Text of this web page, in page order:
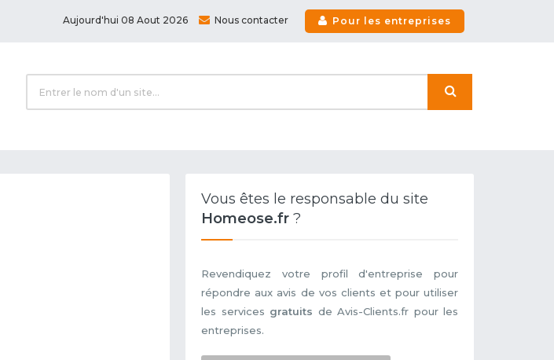
Aujourd'hui 08 Aout 2026 Nous contacter Pour les entreprises
Vous êtes le responsable du site
Homeose.fr ?
Revendiquez votre profil d'entreprise pour
répondre aux avis de vos clients et pour utiliser
les services gratuits de Avis-Clients.fr pour les
entreprises.